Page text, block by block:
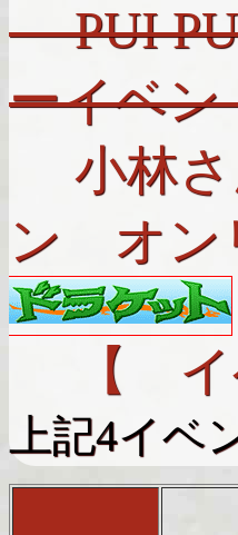
PUI
ーイベン
小林さ
ン オン
【 イ
上記4イ